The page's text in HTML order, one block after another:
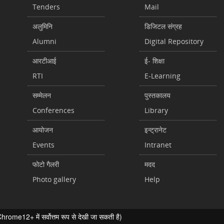
Tenders
अलुमिनि
Alumni
आरटीआई
RTI
सम्मेलन
Conferences
आयोजन
Events
फोटो गैलरी
Photo gallery
Mail
डिजिटल संग्रह
Digital Repository
ई- शिक्षा
E-Learning
पुस्तकालय
Library
इन्ट्रानेट
Intranet
मदद
Help
में सर्वोत्तम रूप से देखी जा सकती है)